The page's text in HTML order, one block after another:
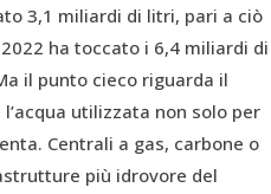
3,1 miliardi di litri, pari a ciò
ha toccato i 6,4 miliardi di
il punto cieco riguarda il
utilizzata non solo per
Centrali a gas, carbone o
più idrovore del